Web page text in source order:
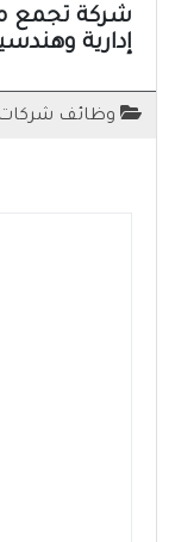
شركة تجمع
إدارية
وظائف شركات